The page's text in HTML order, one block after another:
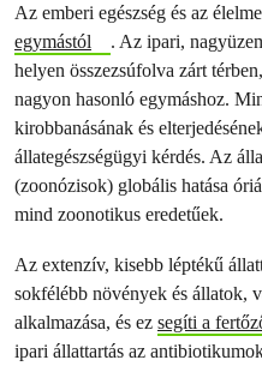
Az emberi egészség és az
egymástól
. Az ipari,
helyen összezsúfolva zárt
nagyon hasonló egymáshoz.
kirobbanásának és
állategészségügyi kérdés. Az
(zoonózisok) globális hatása
mind zoonotikus eredetűek.
Az extenzív, kisebb léptékű
sokfélébb növények és állatok,
alkalmazása, és ez segíti a
ipari állattartás az